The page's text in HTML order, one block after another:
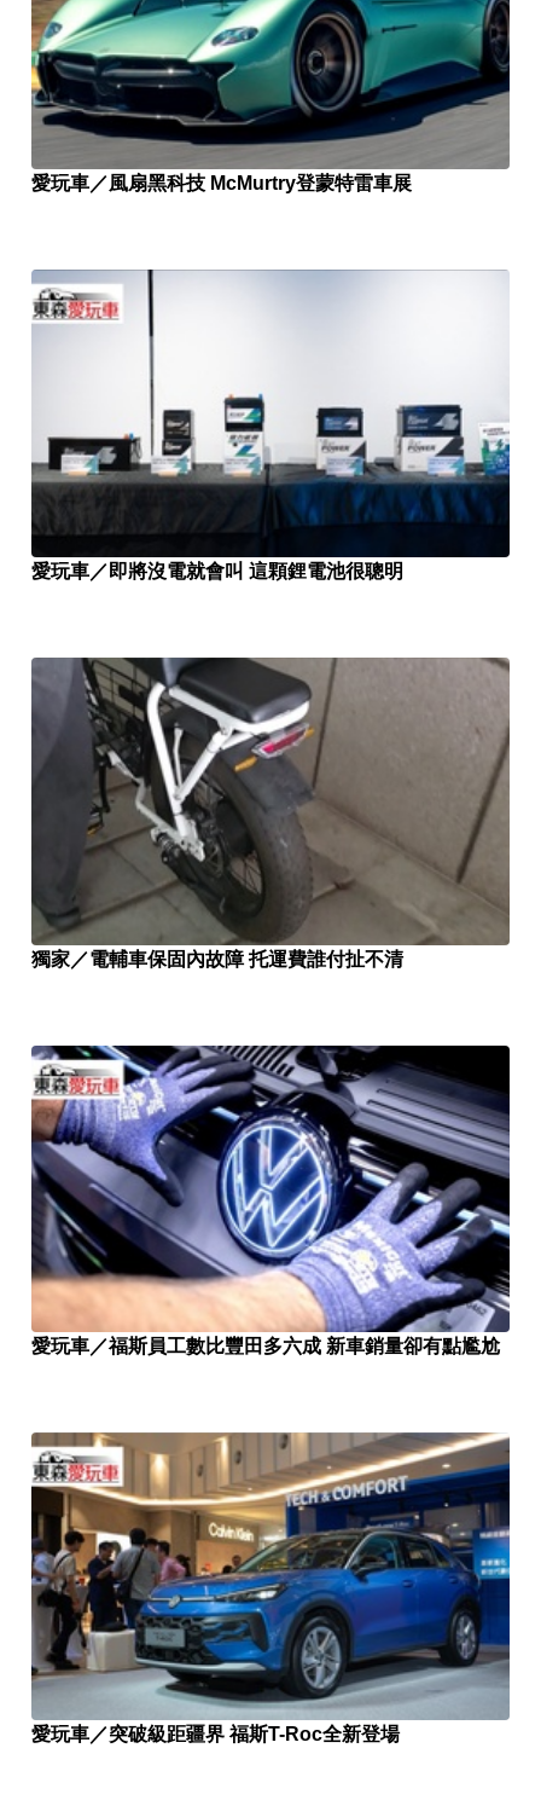
愛玩車／風扇黑科技 McMurtry登蒙特雷車展
愛玩車／即將沒電就會叫 這顆鋰電池很聰明
獨家／電輔車保固內故障 托運費誰付扯不清
愛玩車／福斯員工數比豐田多六成 新車銷量卻有點尷尬
愛玩車／突破級距疆界 福斯T-Roc全新登場